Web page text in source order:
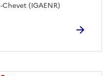
(IGAENR)